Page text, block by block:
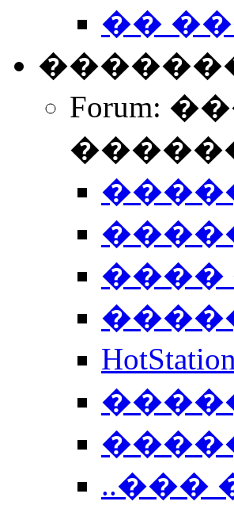
��
Forum:
����
..���